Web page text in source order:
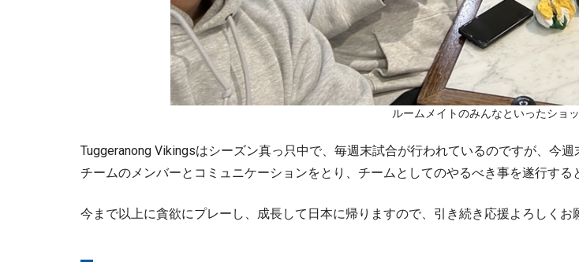
ルームメイトのみんなといったショ
Tuggeranong Vikingsはシーズン真っ只中で、毎週末試合が行われているのですが、今
チームのメンバーとコミュニケーションをとり、チームとしてのやるべき事を遂行す
今まで以上に貪欲にプレーし、成長して日本に帰りますので、引き続き応援よろしくお